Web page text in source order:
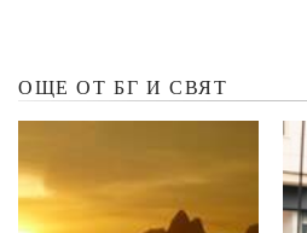
ОЩЕ ОТ БГ И СВЯТ